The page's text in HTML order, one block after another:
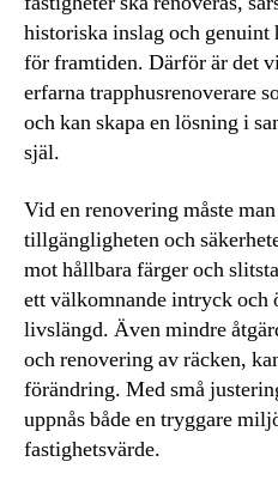
historiska inslag och genuint
för framtiden. Därför är det
erfarna trapphusrenoverare
och kan skapa en lösning i
själ.
Vid en renovering måste
tillgängligheten och
mot hållbara färger och
ett välkomnande intryck och
livslängd. Även mindre
och renovering av räcken,
förändring. Med små
uppnås både en tryggare
fastighetsvärde.